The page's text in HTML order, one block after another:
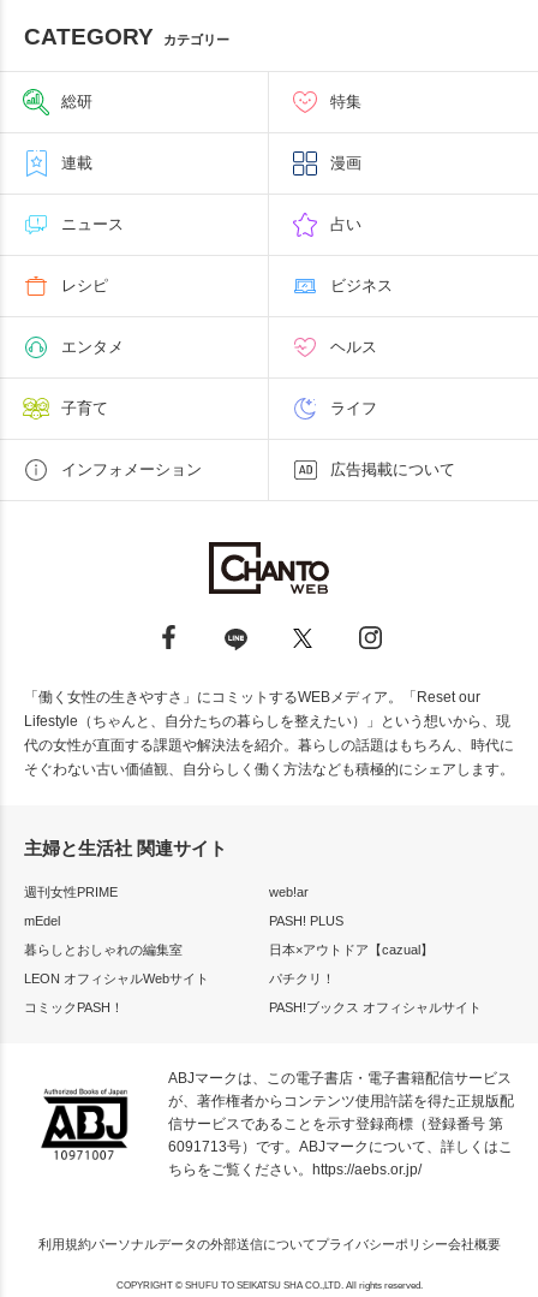
CATEGORY カテゴリー
総研 特集
連載 漫画
ニュース 占い
レシピ ビジネス
エンタメ ヘルス
子育て ライフ
インフォメーション 広告掲載について
「働く女性の生きやすさ」にコミットするWEBメディア。「Reset our
Lifestyle（ちゃんと、自分たちの暮らしを整えたい）」という想いから、現
代の女性が直面する課題や解決法を紹介。暮らしの話題はもちろん、時代に
そぐわない古い価値観、自分らしく働く方法なども積極的にシェアします。
主婦と生活社 関連サイト
週刊女性PRIME
web!ar
mEdel
PASH! PLUS
暮らしとおしゃれの編集室
日本×アウトドア【cazual】
LEON オフィシャルWebサイト
パチクリ！
コミックPASH！
PASH!ブックス オフィシャルサイト
ABJマークは、この電子書店・電子書籍配信サービス
が、著作権者からコンテンツ使用許諾を得た正規版配
信サービスであることを示す登録商標（登録番号 第
6091713号）です。ABJマークについて、詳しくはこ
ちらをご覧ください。
https://aebs.or.jp/
利用規約パーソナルデータの外部送信についてプライバシーポリシー会社概要
COPYRIGHT © SHUFU TO SEIKATSU SHA CO.,LTD. All rights reserved.